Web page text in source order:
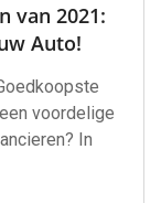
van 2021:
Auto!
voordelige
In